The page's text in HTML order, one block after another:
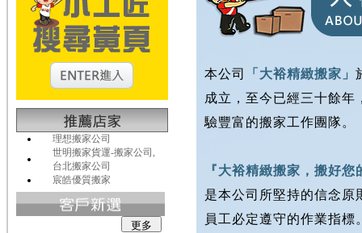
理想搬家公司
世明搬家貨運-搬家公司,
台北搬家公司
宸皓優質搬家
本公司 「大裕精緻搬家」
成立，至今已經三十餘年
驗豐富的搬家工作團隊。
『大裕精緻搬家，搬好您
是本公司所堅持的信念原
員工必定遵守的作業指標